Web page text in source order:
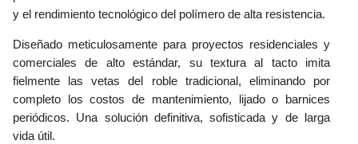
y el rendimiento tecnológico del polímero de alta resistencia.
Diseñado meticulosamente para proyectos residenciales y
comerciales de alto estándar, su textura al tacto imita
fielmente las vetas del roble tradicional, eliminando por
completo los costos de mantenimiento, lijado o barnices
periódicos. Una solución definitiva, sofisticada y de larga
vida útil.